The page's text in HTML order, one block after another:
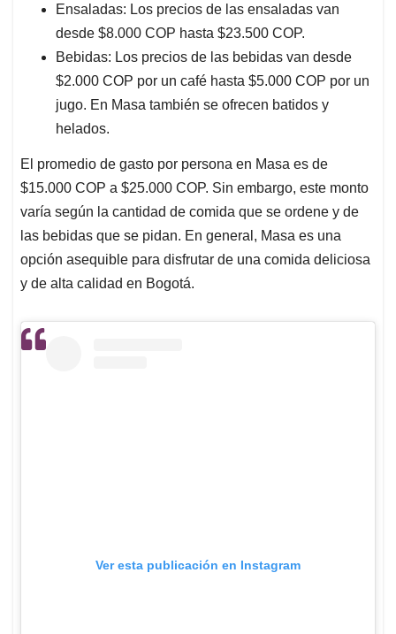
Ensaladas: Los precios de las ensaladas van
desde $8.000 COP hasta $23.500 COP.
Bebidas: Los precios de las bebidas van desde
$2.000 COP por un café hasta $5.000 COP por un
jugo. En Masa también se ofrecen batidos y
helados.
El promedio de gasto por persona en Masa es de
$15.000 COP a $25.000 COP. Sin embargo, este monto
varía según la cantidad de comida que se ordene y de
las bebidas que se pidan. En general, Masa es una
opción asequible para disfrutar de una comida deliciosa
y de alta calidad en Bogotá.
Ver esta publicación en Instagram